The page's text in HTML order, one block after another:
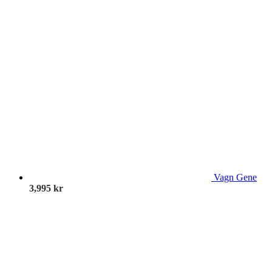
Vagn Gene
3,995 kr